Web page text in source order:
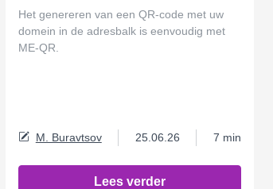
Het genereren van een QR-code met uw
domein in de adresbalk is eenvoudig met
ME-QR.
M. Buravtsov 25.06.26 7 min
Lees verder